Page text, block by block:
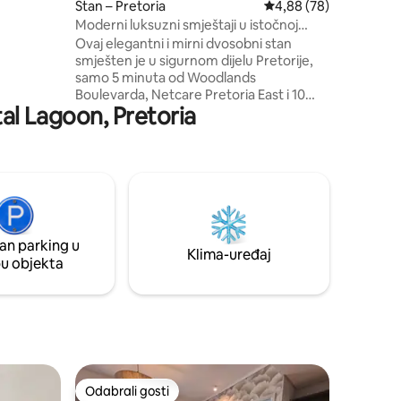
Stan – Pretoria Prosječna ocjena:
4,88 (78)
Moderni luksuzni smještaji u istočnoj
Pretoriji
Ovaj elegantni i mirni dvosobni stan
smješten je u sigurnom dijelu Pretorije,
samo 5 minuta od Woodlands
Boulevarda, Netcare Pretoria East i 10
minuta od SunBet Arene, Menlyn
Mainea, Silver Lakesa i glavnih autocesta
odmor – moderan, praktično smješten,
zrači tihim luksuzom i udobnošću. Baš
kao kod kuće, ali još bolje.
Lagoon, Pretoria
parking u
objekta
Klima-uređaj
Odabrali gosti